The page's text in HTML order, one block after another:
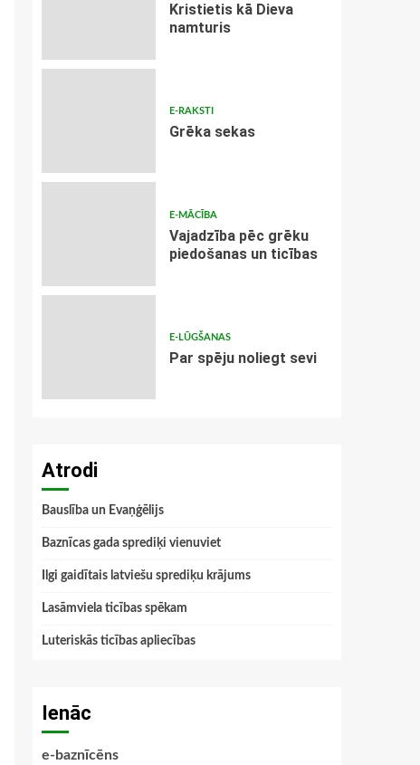
Kristietis kā Dieva
namturis
E-RAKSTI
Grēka sekas
E-MĀCĪBA
Vajadzība pēc grēku
piedošanas un ticības
E-LŪGŠANAS
Par spēju noliegt sevi
Atrodi
Bauslība un Evaņģēlijs
Baznīcas gada sprediķi vienuviet
Ilgi gaidītais latviešu sprediķu krājums
Lasāmviela ticības spēkam
Luteriskās ticības apliecības
Ienāc
e-baznīcēns